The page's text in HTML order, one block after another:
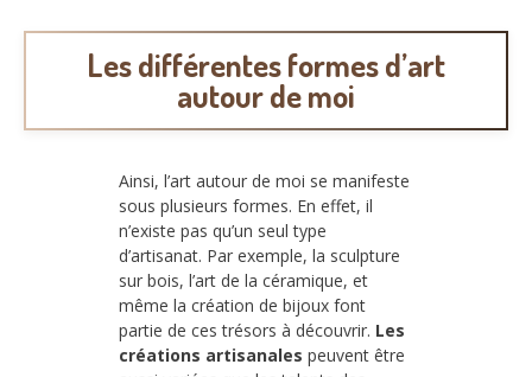
Les différentes formes d’art
autour de moi
Ainsi, l’art autour de moi se manifeste
sous plusieurs formes. En effet, il
n’existe pas qu’un seul type
d’artisanat. Par exemple, la sculpture
sur bois, l’art de la céramique, et
même la création de bijoux font
partie de ces trésors à découvrir. Les
créations artisanales peuvent être